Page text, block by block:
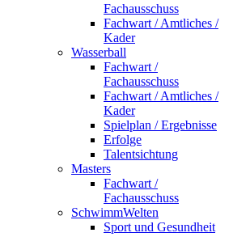
Fachausschuss
Fachwart / Amtliches /
Kader
Wasserball
Fachwart /
Fachausschuss
Fachwart / Amtliches /
Kader
Spielplan / Ergebnisse
Erfolge
Talentsichtung
Masters
Fachwart /
Fachausschuss
SchwimmWelten
Sport und Gesundheit